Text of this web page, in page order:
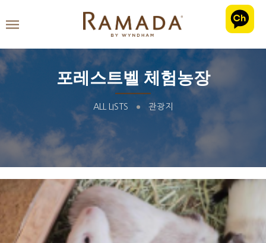
포레스트벨 체험농장
ALL LISTS 관광지